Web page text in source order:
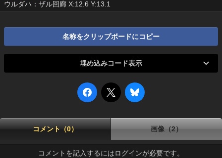
ウルダハ：ザル回廊 X:12.6 Y:13.1
名称をクリップボードにコピー
埋め込みコード表示
コメント（0） 画像（2）
コメントを記入するにはログインが必要です。